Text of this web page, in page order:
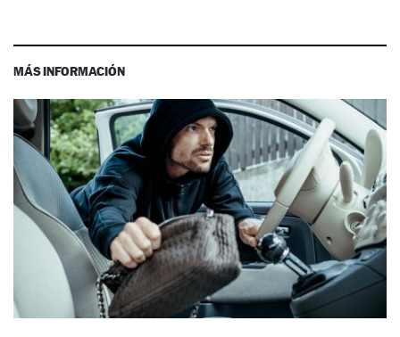
MÁS INFORMACIÓN